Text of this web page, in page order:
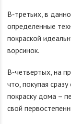
В-третьих, в
определенные
покраской
ворсинок.
В-четвертых, на
что, покупая
покраску дома –
свой